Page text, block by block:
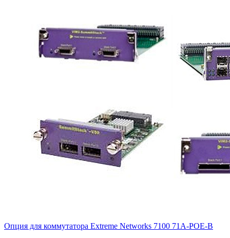
Опция для коммутатора Extreme Networks 7100 71A-POE-B